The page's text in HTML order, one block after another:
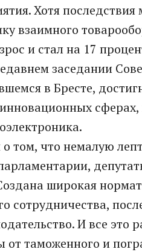
Хотя
взаимного
и стал на 17
заседании
в Бресте,
том, что немалую
широкая
сотрудничества,
И все это
от таможенного и